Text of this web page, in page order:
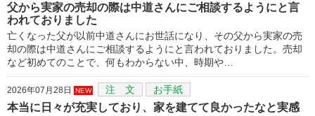
父から実家の売却の際は中道さんにご相談するようにと言
われておりました
亡くなった父が以前中道さんにお世話になり、その父から実家の売
却の際は中道さんにご相談するようにと言われておりました。売却
など初めてのことで、何もわからない中、時期や…
2026年07月28日 NEW 注 文 お手紙
本当に日々が充実しており、家を建てて良かったなと実感